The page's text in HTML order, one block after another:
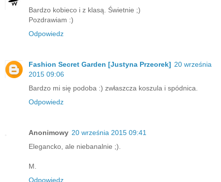
Bardzo kobieco i z klasą. Świetnie ;)
Pozdrawiam :)
Odpowiedz
Fashion Secret Garden [Justyna Przeorek] 20 września
2015 09:06
Bardzo mi się podoba :) zwłaszcza koszula i spódnica.
Odpowiedz
Anonimowy 20 września 2015 09:41
Elegancko, ale niebanalnie ;).
M.
Odpowiedz